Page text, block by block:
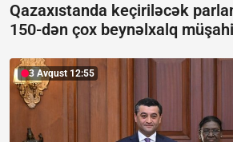
Qazaxıstanda keçiriləcək
150-dən çox beynəlxalq
3 Avqust 12:55